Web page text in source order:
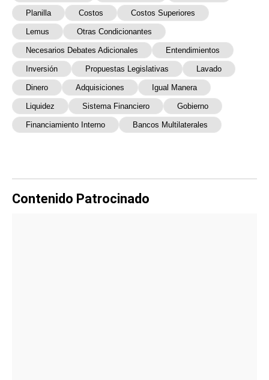
Planilla Costos Costos Superiores
Lemus Otras Condicionantes
Necesarios Debates Adicionales Entendimientos
Inversión Propuestas Legislativas Lavado
Dinero Adquisiciones Igual Manera
Liquidez Sistema Financiero Gobierno
Financiamiento Interno Bancos Multilaterales
Contenido Patrocinado